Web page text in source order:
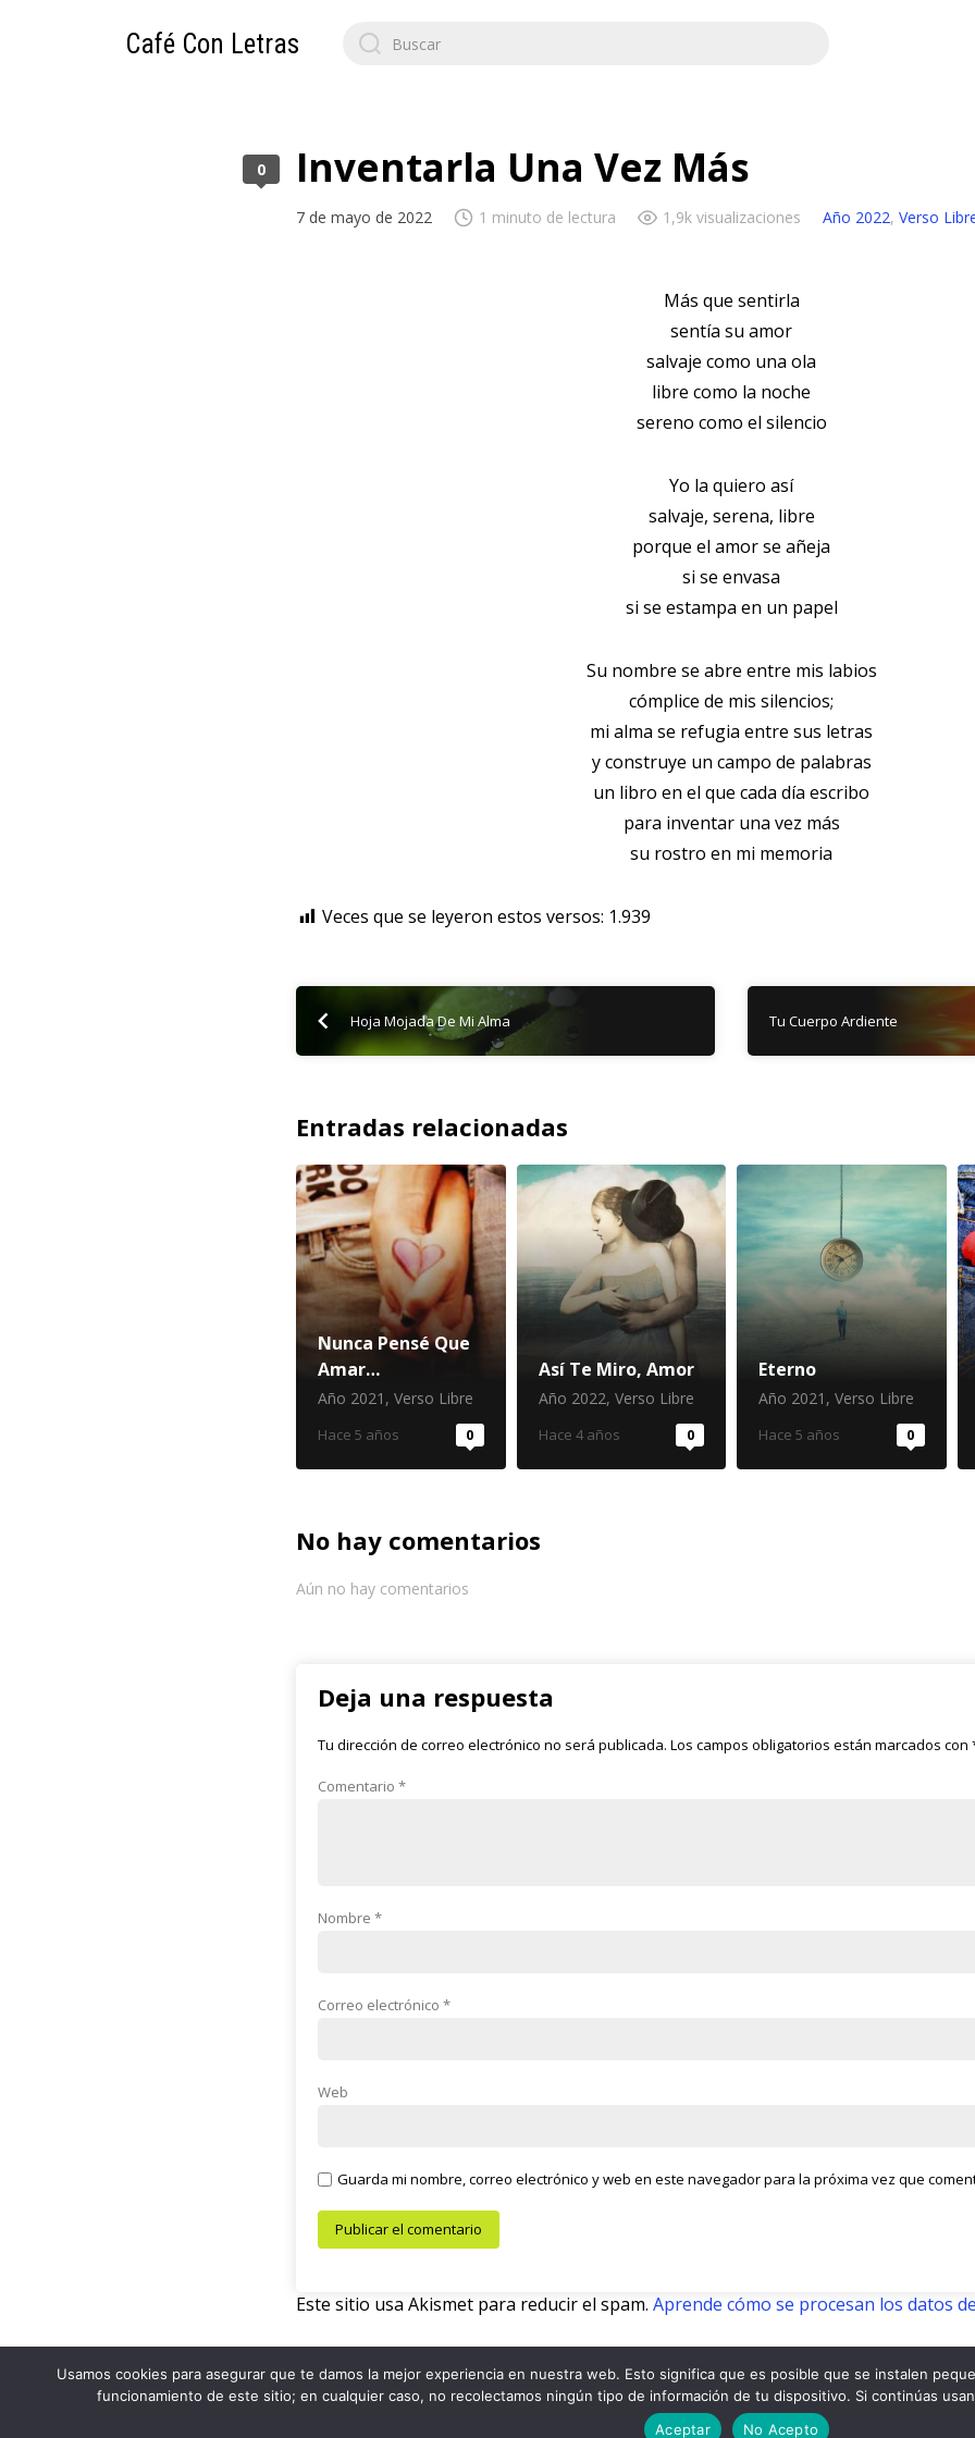
Café Con Letras
Search
for:
Inventarla Una Vez Más
7 de mayo de 2022 1 minuto de lectura 1,9k visualizaciones Año 2022, Verso
Más que sentirla
sentía su amor
salvaje como una ola
libre como la noche
sereno como el silencio
Yo la quiero así
salvaje, serena, libre
porque el amor se añeja
si se envasa
si se estampa en un papel
Su nombre se abre entre mis labios
cómplice de mis silencios;
mi alma se refugia entre sus letras
y construye un campo de palabras
un libro en el que cada día escribo
para inventar una vez más
su rostro en mi memoria
Veces que se leyeron estos versos: 1.939
0
Hoja Mojada De Mi Alma Tu Cuerpo Ardiente
Entradas relacionadas
Nunca Pensé Que
Amar…
Año 2021 , Verso Libre
Hace 5 años 0
Así Te Miro, Amor
Año 2022, Verso Libre
Hace 4 años 0
Eterno
Año 2021 , Verso Libre
Hace 5 años 0
No hay comentarios
Aún no hay comentarios
Deja una respuesta
Tu dirección de correo electrónico no será publicada. Los campos obligatorios están marcados con
Comentario *
Nombre *
Correo electrónico *
Web
Guarda mi nombre, correo electrónico y web en este navegador para la próxima vez que
Este sitio usa Akismet para reducir el spam. Aprende cómo se procesan los datos
© 2026 Café Con Letras
Ir arriba
Usamos cookies para asegurar que te damos la mejor experiencia en nuestra web. Esto significa que es posible que se instalen
funcionamiento de este sitio; en cualquier caso, no recolectamos ningún tipo de información de tu dispositivo. Si continúas
Aceptar
No Acepto